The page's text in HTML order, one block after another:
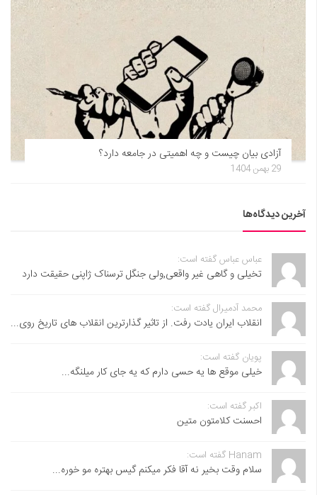
آزادی بیان چیست و چه اهمیتی در جامعه دارد؟
29 بهمن 1404
آخرین دیدگاه‌ها
عباس عباس گفته است:
تخیلی و گاهی غیر واقعی,ولی جنگل ترسناک ژاپنی حقیقت دارد
محمد آدمیرال گفته است:
انقلاب ایران یادت رفت. از تاثیر گذارترین انقلاب های تاریخ روی...
پویان گفته است:
خیلی موقع ها یه حسی دارم که یه جای کار میلنگه...
اکبر گفته است:
احسنت ‌کلامتون متین
Hanam گفته است:
سلام وقت بخیر نه آقا فکر میکنم گیس بهتره مو خوره...